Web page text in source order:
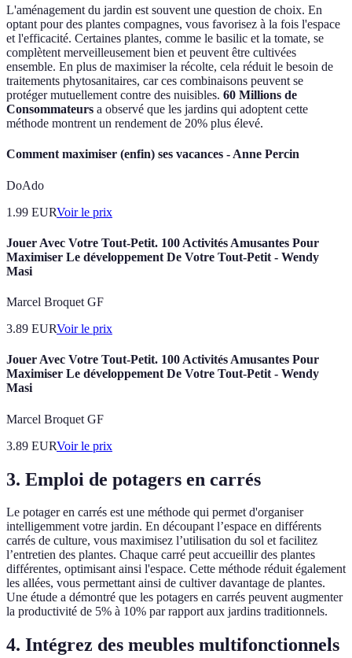
L'aménagement du jardin est souvent une question de choix. En
optant pour des plantes compagnes, vous favorisez à la fois l'espace
et l'efficacité. Certaines plantes, comme le basilic et la tomate, se
complètent merveilleusement bien et peuvent être cultivées
ensemble. En plus de maximiser la récolte, cela réduit le besoin de
traitements phytosanitaires, car ces combinaisons peuvent se
protéger mutuellement contre des nuisibles. 60 Millions de
Consommateurs a observé que les jardins qui adoptent cette
méthode montrent un rendement de 20% plus élevé.
Comment maximiser (enfin) ses vacances - Anne Percin
DoAdo
1.99 EURVoir le prix
Jouer Avec Votre Tout-Petit. 100 Activités Amusantes Pour
Maximiser Le développement De Votre Tout-Petit - Wendy
Masi
Marcel Broquet GF
3.89 EURVoir le prix
Jouer Avec Votre Tout-Petit. 100 Activités Amusantes Pour
Maximiser Le développement De Votre Tout-Petit - Wendy
Masi
Marcel Broquet GF
3.89 EURVoir le prix
3. Emploi de potagers en carrés
Le potager en carrés est une méthode qui permet d'organiser
intelligemment votre jardin. En découpant l’espace en différents
carrés de culture, vous maximisez l’utilisation du sol et facilitez
l’entretien des plantes. Chaque carré peut accueillir des plantes
différentes, optimisant ainsi l'espace. Cette méthode réduit également
les allées, vous permettant ainsi de cultiver davantage de plantes.
Une étude a démontré que les potagers en carrés peuvent augmenter
la productivité de 5% à 10% par rapport aux jardins traditionnels.
4. Intégrez des meubles multifonctionnels